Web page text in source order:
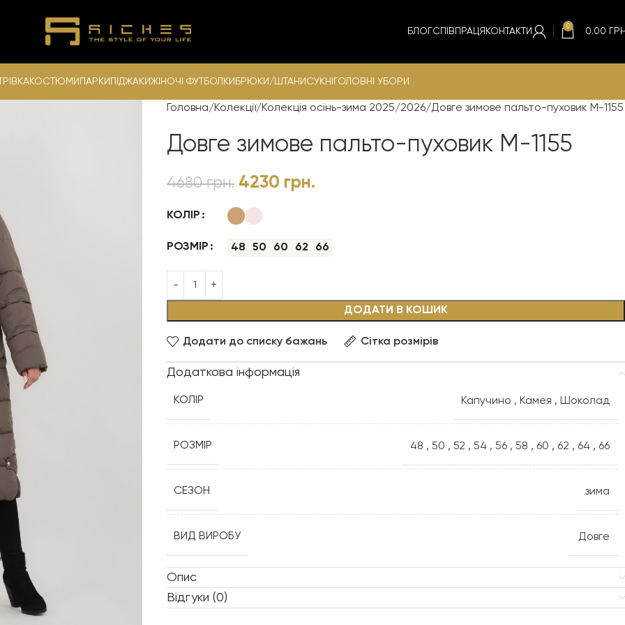
БЛОГ СПІВПРАЦЯ КОНТАКТИ
0
0.00
КОСТЮМИ ПАРКИ ПІДЖАКИЖІНОЧІ ФУТБОЛКИ БРЮКИ/ШТАНИ СУКНІ ГОЛОВНІ УБОРИ
Головна Колекції Колекція осінь-зима 2025/2026 Довге зимове пальто-пуховик М-1155
Довге зимове пальто-пуховик М-1155
4680грн. 4230 грн.
КОЛІР
РОЗМІР 48 50 60 62 66
ДОДАТИ В КОШИК
Додати до списку бажань Сітка розмірів
Додаткова інформація
КОЛІР Капучино , Камея , Шоколад
РОЗМІР 48 , 50 , 52 , 54 , 56 , 58 , 60 , 62 , 64 , 66
СЕЗОН зима
ВИД ВИРОБУ Довге
СИЛУЕТ
Опис
Відгуки (0)